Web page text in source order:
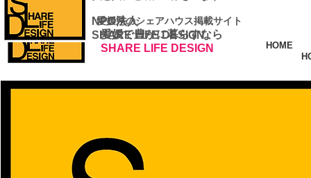
​ 愛媛県のシェアハウス掲載サイト
愛媛で豊かに暮らすなら
SHARE LIFE DESIGN
HOME
NPO法人
SHARE LIFE DESIGN